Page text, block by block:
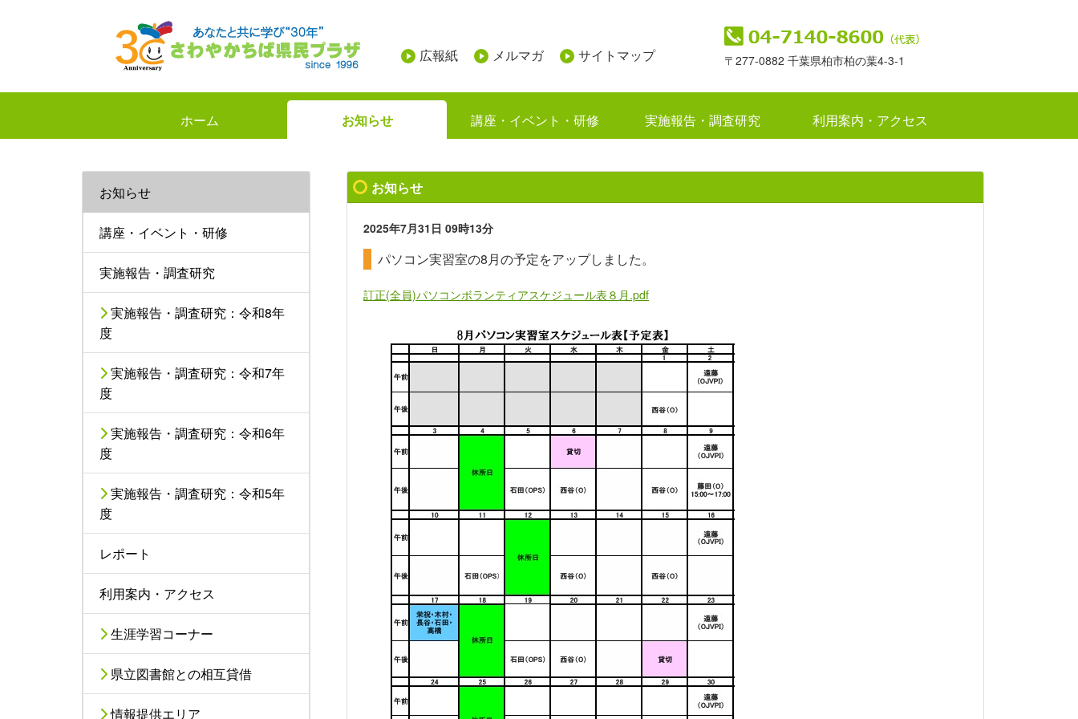
広報紙 メルマガ サイトマップ 〒277-0882 千葉県柏市柏の葉4-3-1
ホーム お知らせ 講座・イベント・研修 実施報告・調査研究 利用案内・アクセス
お知らせ
講座・イベント・研修
実施報告・調査研究
実施報告・調査研究：令和8年
度
実施報告・調査研究：令和7年
度
実施報告・調査研究：令和6年
度
実施報告・調査研究：令和5年
度
レポート
利用案内・アクセス
生涯学習コーナー
県立図書館との相互貸借
情報提供エリア
お知らせ
2025年7月31日 09時13分
パソコン実習室の8月の予定をアップしました。
訂正(全員)パソコンボランティアスケジュール表８月.pdf